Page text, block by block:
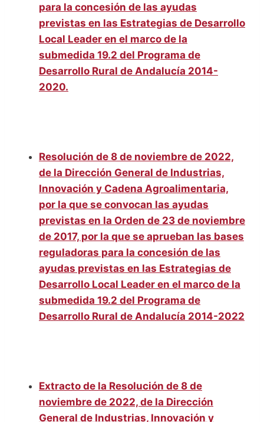
para la concesión de las ayudas
previstas en las Estrategias de Desarrollo
Local Leader en el marco de la
submedida 19.2 del Programa de
Desarrollo Rural de Andalucía 2014-
2020.
Resolución de 8 de noviembre de 2022,
de la Dirección General de Industrias,
Innovación y Cadena Agroalimentaria,
por la que se convocan las ayudas
previstas en la Orden de 23 de noviembre
de 2017, por la que se aprueban las bases
reguladoras para la concesión de las
ayudas previstas en las Estrategias de
Desarrollo Local Leader en el marco de la
submedida 19.2 del Programa de
Desarrollo Rural de Andalucía 2014-2022
Extracto de la Resolución de 8 de
noviembre de 2022, de la Dirección
General de Industrias, Innovación y